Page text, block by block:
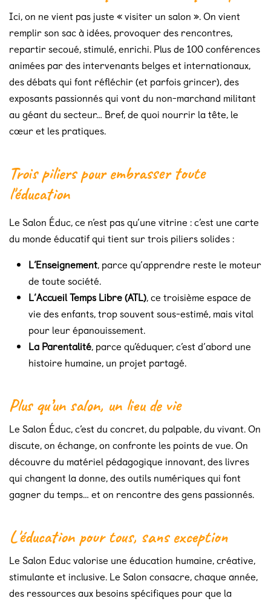
Ici, on ne vient pas juste « visiter un salon ». On vient
remplir son sac à idées, provoquer des rencontres,
repartir secoué, stimulé, enrichi. Plus de 100 conférences
animées par des intervenants belges et internationaux,
des débats qui font réfléchir (et parfois grincer), des
exposants passionnés qui vont du non-marchand militant
au géant du secteur… Bref, de quoi nourrir la tête, le
cœur et les pratiques.
Trois piliers pour embrasser toute
l'éducation
Le Salon Éduc, ce n’est pas qu’une vitrine : c’est une carte
du monde éducatif qui tient sur trois piliers solides :
L’Enseignement, parce qu’apprendre reste le moteur
de toute société.
L’Accueil Temps Libre (ATL), ce troisième espace de
vie des enfants, trop souvent sous-estimé, mais vital
pour leur épanouissement.
La Parentalité, parce qu’éduquer, c’est d’abord une
histoire humaine, un projet partagé.
Plus qu’un salon, un lieu de vie
Le Salon Éduc, c’est du concret, du palpable, du vivant. On
discute, on échange, on confronte les points de vue. On
découvre du matériel pédagogique innovant, des livres
qui changent la donne, des outils numériques qui font
gagner du temps… et on rencontre des gens passionnés.
L'éducation pour tous, sans exception
Le Salon Educ valorise une éducation humaine, créative,
stimulante et inclusive. Le Salon consacre, chaque année,
des ressources aux besoins spécifiques pour que la